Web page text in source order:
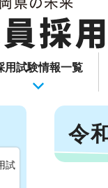
用試験情報一覧
令
試